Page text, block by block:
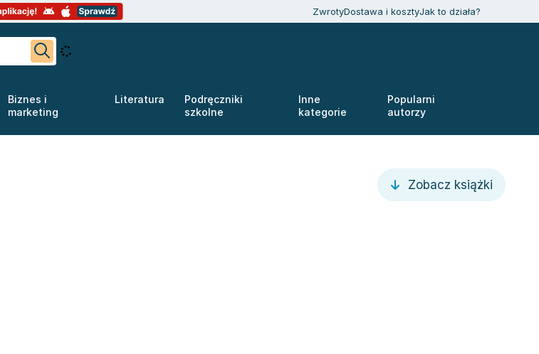
ZwrotyDostawa i kosztyJak to działa?
Biznes i
marketing
Literatura
Podręczniki
szkolne
Inne
kategorie
Popularni
autorzy
Zobacz książki